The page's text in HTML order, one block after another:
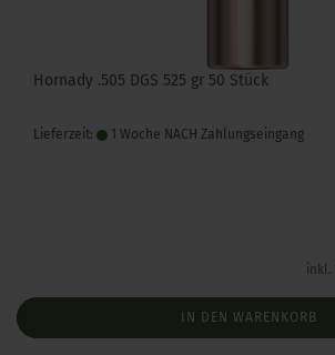
Hornady .505 DGS 525 gr 50 Stück
Lieferzeit: 1 Woche NACH Zahlungseingang
inkl.
IN DEN WARENKORB